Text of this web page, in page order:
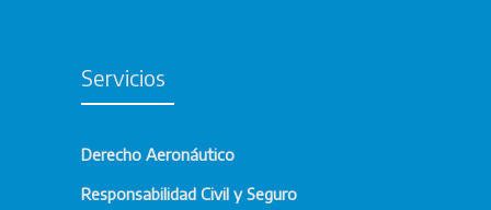
Servicios
Derecho Aeronáutico
Responsabilidad Civil y Seguro